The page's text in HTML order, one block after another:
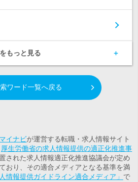
もっと見る
ワード一覧へ戻る
イナビが運営する転職・求人情報サイト
厚生労働省の求人情報提供の適正化推進事
された求人情報適正化推進協議会が定め
おり、その適合メディアとなる基準を満
人情報提供ガイドライン適合メディア」 で